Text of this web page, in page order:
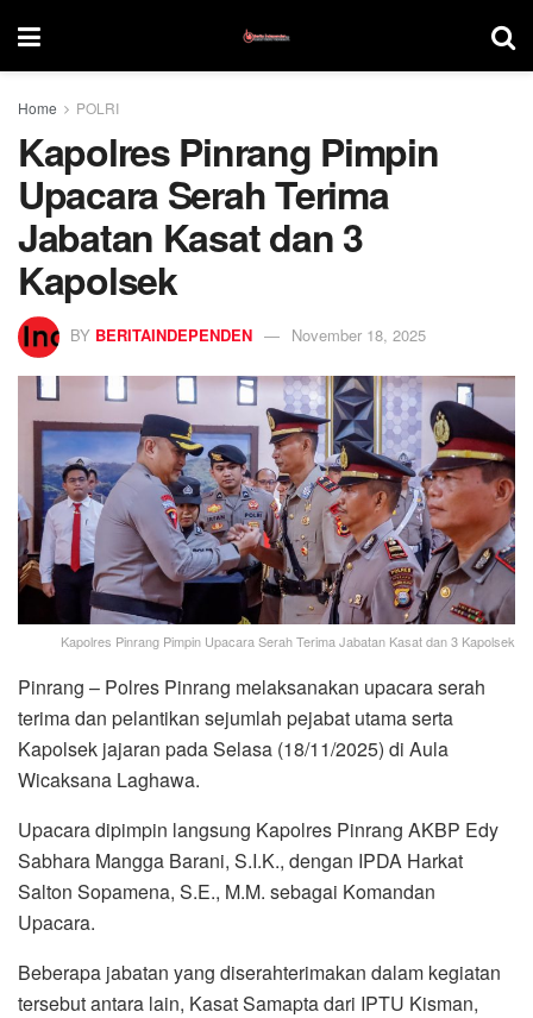
Home POLRI
Kapolres Pinrang Pimpin
Upacara Serah Terima
Jabatan Kasat dan 3
Kapolsek
BY BERITAINDEPENDEN November 18, 2025
Kapolres Pinrang Pimpin Upacara Serah Terima Jabatan Kasat dan 3 Kapolsek
Pinrang – Polres Pinrang melaksanakan upacara serah
terima dan pelantikan sejumlah pejabat utama serta
Kapolsek jajaran pada Selasa (18/11/2025) di Aula
Wicaksana Laghawa.
Upacara dipimpin langsung Kapolres Pinrang AKBP Edy
Sabhara Mangga Barani, S.I.K., dengan IPDA Harkat
Salton Sopamena, S.E., M.M. sebagai Komandan
Upacara.
Beberapa jabatan yang diserahterimakan dalam kegiatan
tersebut antara lain, Kasat Samapta dari IPTU Kisman,